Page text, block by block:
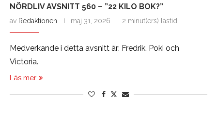
NÖRDLIV AVSNITT 560 – ”22 KILO BOK?”
av Redaktionen maj 31, 2026 2 minut(ers) lästid
Medverkande i detta avsnitt är: Fredrik. Poki och
Victoria.
Läs mer